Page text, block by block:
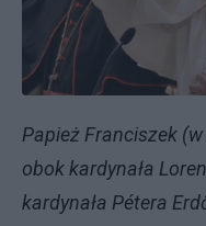
Papież Franciszek
obok kardynała
kardynała Pétera